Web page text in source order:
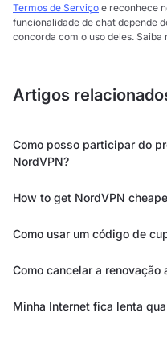
Termos de Serviço e reconhece
funcionalidade de chat depende
concorda com o uso deles. Saiba
Artigos
Como posso participar do
NordVPN?
How to get NordVPN
Como usar um código de
Como cancelar a
Minha Internet fica lenta